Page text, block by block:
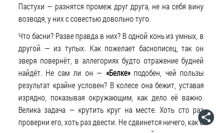
Пастухи — разнятся промеж друг друга, не на себя вину
возводя, у них с совестью довольно туго.
Что басни? Разве правда в них? В одной конь из умных, в
другой — из тупых. Как пожелает баснописец, так он
зверя повернёт, в аллегориях будто отражение будней
найдёт. Не сам ли он — «Белке»подобен, чей пользы
результат крайне условен? В колесе она бежит, уставая
изрядно, показывая окружающим, как дело её важно.
Велика задача — крутить круг на месте. Хоть сто раз
проверни его, хоть раз двести. Не сдвинется ничего, как о